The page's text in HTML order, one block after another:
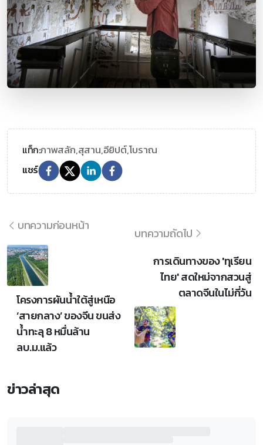
แท็ก:ภาพสลัก,สุสาน,อียิปต์,โบราณ
แชร์
บทความก่อนหน้า
โครงการผันน้ำใต้สู่เหนือ
‘สายกลาง’ ของจีน ขนส่ง
น้ำทะลุ 8 หมื่นล้าน
ลบ.ม.แล้ว
บทความถัดไป
การเดินทางของ 'ทุเรียน
ไทย' สดใหม่จากสวนสู่
ตลาดจีนในไม่กี่วัน
ข่าวล่าสุด